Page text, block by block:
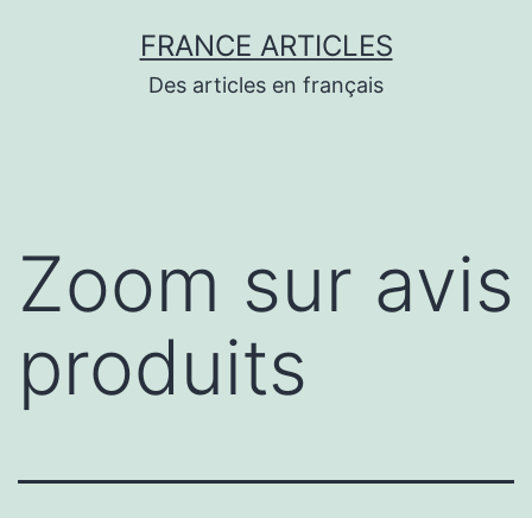
FRANCE ARTICLES
Des articles en français
Zoom sur avis
produits